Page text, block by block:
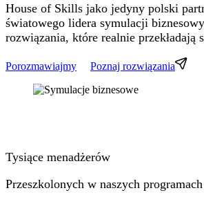
House of Skills jako jedyny polski
światowego lidera symulacji
rozwiązania, które realnie przekładają
Porozmawiajmy Poznaj rozwiązania
Tysiące menadżerów
Przeszkolonych w naszych programach